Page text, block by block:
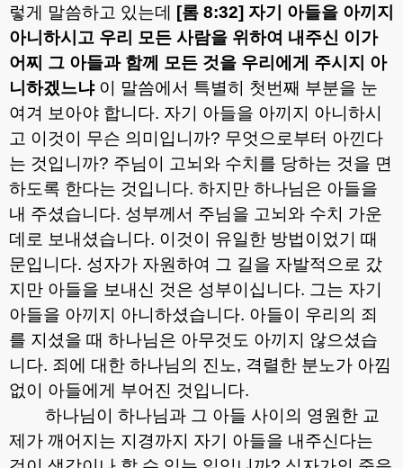
렇게 말씀하고 있는데
[롬 8:32] 자기 아들을 아끼지
아니하시고 우리 모든 사람을 위하여 내주신 이가
어찌 그 아들과 함께 모든 것을 우리에게 주시지 아
니하겠느냐이 말씀에서 특별히 첫번째 부분을 눈
여겨 보아야 합니다. 자기 아들을 아끼지 아니하시
고 이것이 무슨 의미입니까? 무엇으로부터 아낀다
는 것입니까? 주님이 고뇌와 수치를 당하는 것을 면
하도록 한다는 것입니다. 하지만 하나님은 아들을
내 주셨습니다. 성부께서 주님을 고뇌와 수치 가운
데로 보내셨습니다. 이것이 유일한 방법이었기 때
문입니다. 성자가 자원하여 그 길을 자발적으로 갔
지만 아들을 보내신 것은 성부이십니다. 그는 자기
아들을 아끼지 아니하셨습니다. 아들이 우리의 죄
를 지셨을 때 하나님은 아무것도 아끼지 않으셨습
니다. 죄에 대한 하나님의 진노, 격렬한 분노가 아낌
없이 아들에게 부어진 것입니다.
하나님이 하나님과 그 아들 사이의 영원한 교
제가 깨어지는 지경까지 자기 아들을 내주신다는